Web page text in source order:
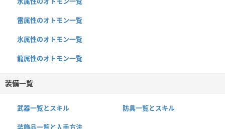
雷属性のオトモン一覧
氷属性のオトモン一覧
龍属性のオトモン一覧
装備一覧
武器一覧とスキル 防具一覧とスキル
装飾品一覧と入手方法